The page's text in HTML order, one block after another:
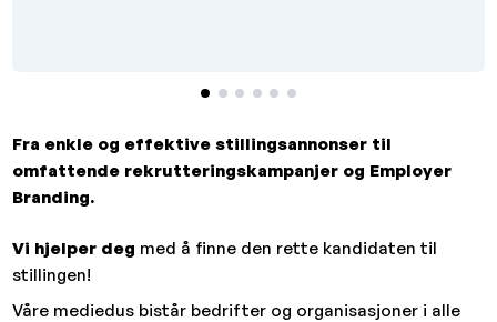
Fra enkle og effektive stillingsannonser til
omfattende rekrutteringskampanjer og Employer
Branding.
Vi hjelper deg med å finne den rette kandidaten til
stillingen!
Våre mediedus bistår bedrifter og organisasjoner i alle